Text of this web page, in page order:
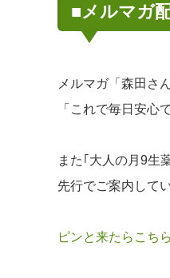
■メルマガ
メルマガ「森田さ
「これで毎日安心
また｢大人の月9生
先行でご案内して
ピンと来たらこち